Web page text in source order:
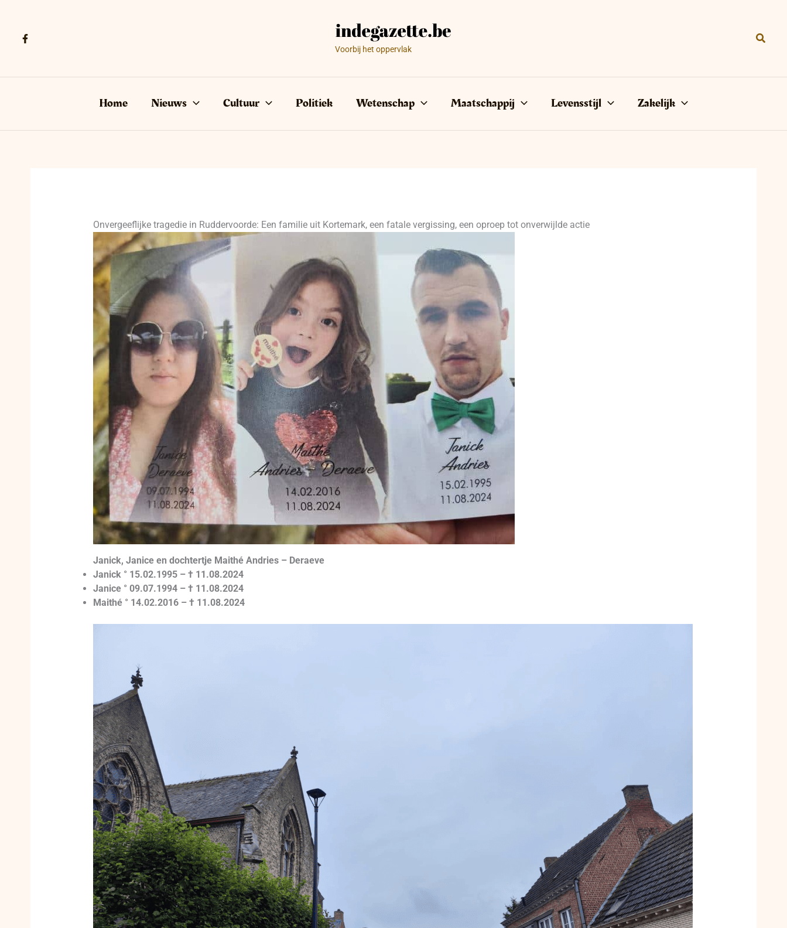
Voorbij het oppervlak
Home Nieuws Cultuur Politiek Wetenschap Maatschappij Levensstijl Zakelijk
Onvergeeflijke tragedie in Ruddervoorde: Een familie uit Kortemark, een fatale vergissing, een oproep tot onverwijlde actie
Janick, Janice en dochtertje Maithé Andries – Deraeve
Janick ° 15.02.1995 – † 11.08.2024
Janice ° 09.07.1994 – † 11.08.2024
Maithé ° 14.02.2016 – † 11.08.2024